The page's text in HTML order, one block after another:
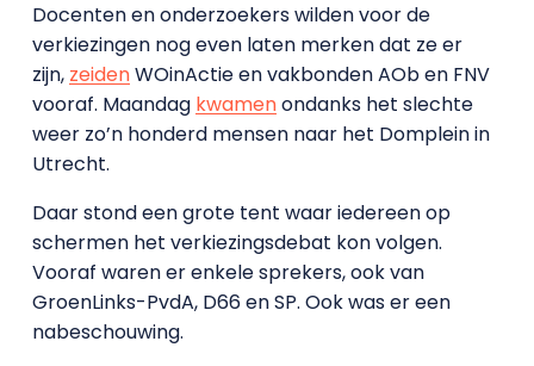
Docenten en onderzoekers wilden voor de
verkiezingen nog even laten merken dat ze er
zijn, zeidenWOinActie en vakbonden AOb en FNV
vooraf. Maandag kwamenondanks het slechte
weer zo’n honderd mensen naar het Domplein in
Utrecht.
Daar stond een grote tent waar iedereen op
schermen het verkiezingsdebat kon volgen.
Vooraf waren er enkele sprekers, ook van
GroenLinks-PvdA, D66 en SP. Ook was er een
nabeschouwing.